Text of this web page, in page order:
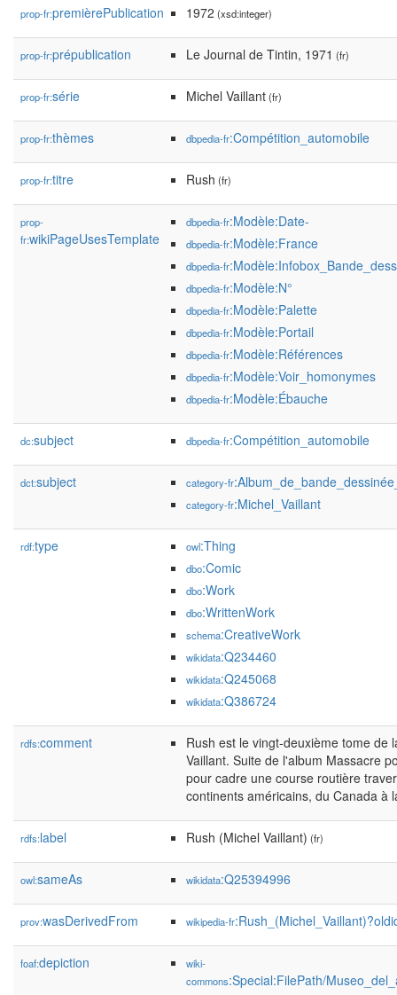
prop-fr:premièrePublication 1972 (xsd:integer)
prop-fr:prépublication Le Journal de Tintin, 1971 (fr)
prop-fr:série Michel Vaillant(fr)
prop-fr:thèmes dbpedia-fr:Compétition_automobile
prop-fr:titre Rush (fr)
prop-
fr:wikiPageUsesTemplate
dbpedia-fr:Modèle:Date-
dbpedia-fr:Modèle:France
dbpedia-fr
dbpedia-fr:Modèle:N°
dbpedia-fr:Modèle:Palette
dbpedia-fr:Modèle:Portail
dbpedia-fr:Modèle:Références
dbpedia-fr:Modèle:Voir_homonymes
dbpedia-fr:Modèle:Ébauche
dc:subject dbpedia-fr:Compétition_automobile
dct:subject category-fr
category-fr:Michel_Vaillant
rdf:type owl:Thing
dbo:Comic
dbo:Work
dbo:WrittenWork
schema:CreativeWork
wikidata:Q234460
wikidata:Q245068
wikidata:Q386724
rdfs:comment
Rush est le vingt-deuxième tome de
Vaillant. Suite de l'album Massacre
pour cadre une course routière
continents américains, du Canada à
rdfs:label Rush (Michel Vaillant) (fr)
owl:sameAs wikidata:Q25394996
prov:wasDerivedFrom wikipedia-fr
foaf:depiction
wiki-
commons:Special:FilePath/